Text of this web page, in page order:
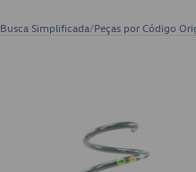
Busca Simplificada/Peças por Código